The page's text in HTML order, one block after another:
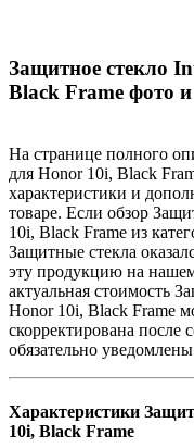
Защитное стекло
Black Frame фото
На странице полного
для Honor 10i, Black
характеристики и
товаре. Если обзор
10i, Black Frame из
Защитные стекла
эту продукцию на
актуальная стоимость
Honor 10i, Black Frame
скорректирована после
обязательно
Характеристики
10i, Black Frame